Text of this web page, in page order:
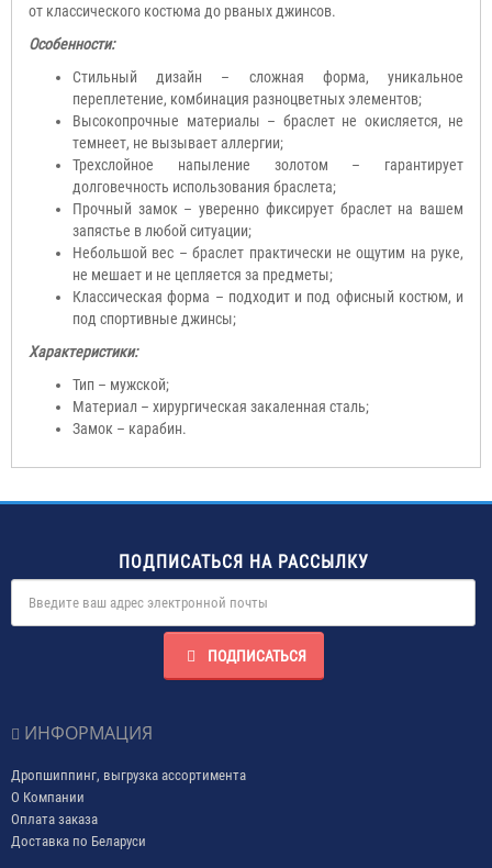
от классического костюма до рваных джинсов.
Особенности:
Стильный дизайн – сложная форма, уникальное
переплетение, комбинация разноцветных элементов;
Высокопрочные материалы – браслет не окисляется, не
темнеет, не вызывает аллергии;
Трехслойное напыление золотом – гарантирует
долговечность использования браслета;
Прочный замок – уверенно фиксирует браслет на вашем
запястье в любой ситуации;
Небольшой вес – браслет практически не ощутим на руке,
не мешает и не цепляется за предметы;
Классическая форма – подходит и под офисный костюм, и
под спортивные джинсы;
Характеристики:
Тип – мужской;
Материал – хирургическая закаленная сталь;
Замок – карабин.
ПОДПИСАТЬСЯ НА РАССЫЛКУ
ПОДПИСАТЬСЯ
ИНФОРМАЦИЯ
Дропшиппинг, выгрузка ассортимента
О Компании
Оплата заказа
Доставка по Беларуси